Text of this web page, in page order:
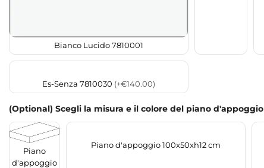
Bianco Lucido 7810001
Es-Senza 7810030 (+€140.00)
(Optional) Scegli la misura e il colore del piano d'appoggio
Piano
d'appoggio
Piano d'appoggio 100x50xh12 cm